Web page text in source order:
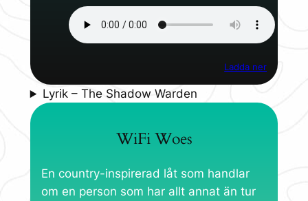
Ladda ner
Lyrik – The Shadow Warden
WiFi Woes
En country-inspirerad låt som handlar
om en person som har allt annat än tur